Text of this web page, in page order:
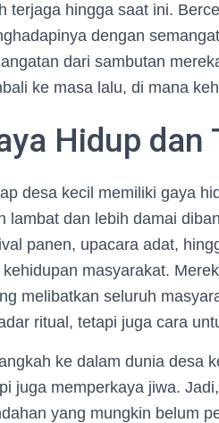
terjaga hingga saat ini.
dengan
dari sambutan
ke masa lalu, di mana
Hidup dan
desa kecil memiliki gaya
lambat dan lebih damai
panen, upacara adat,
kehidupan masyarakat.
melibatkan seluruh
ritual, tetapi juga cara
ke dalam dunia desa
juga memperkaya jiwa.
yang mungkin belum